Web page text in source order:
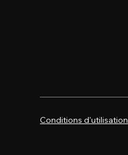
Conditions d'utilisation